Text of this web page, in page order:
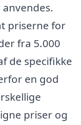
priserne for
fra 5.000
de specifikke
en god
priser og